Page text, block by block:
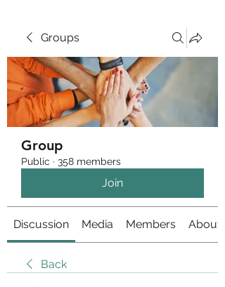
Groups
Group
Public · 358 members
Join
Discussion Media Members About
Back